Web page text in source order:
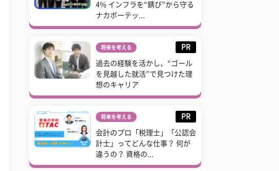
4% インフラを“錆び”から守る
ナカボーテッ...
将来を考える PR
過去の経験を活かし、“ゴール
を見越した就活”で見つけた理
想のキャリア
将来を考える PR
会計のプロ「税理士」「公認会
計士」ってどんな仕事？ 何が
違うの？ 資格の...